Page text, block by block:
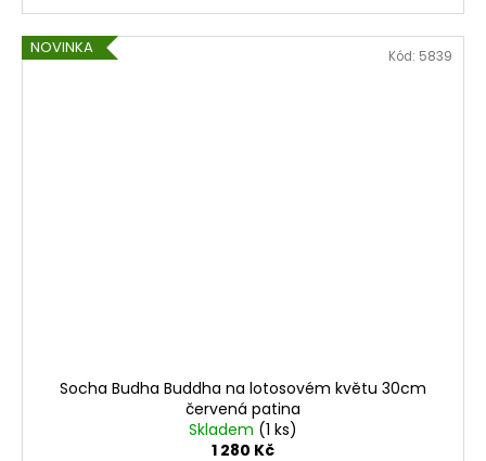
NOVINKA
Socha Budha Buddha na lotosovém květu 30cm
červená patina
Skladem (1 ks)
1 280 Kč
Kód: 5839